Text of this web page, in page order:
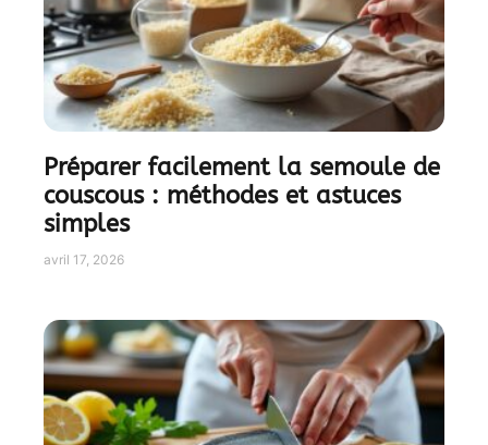
Préparer facilement la semoule de
couscous : méthodes et astuces
simples
avril 17, 2026